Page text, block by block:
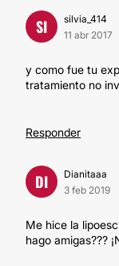
SI
silvia_414
11 abr 2017
y como fue tu
tratamiento no
Responder
DI
Dianitaaa
3 feb 2019
Me hice la
hago amigas???